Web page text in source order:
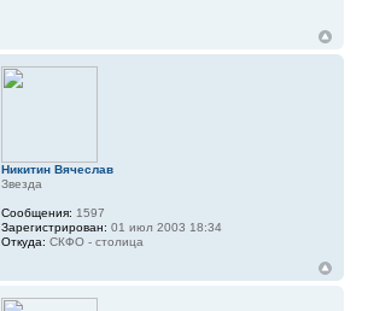
Никитин Вячеслав
Звезда
Сообщения: 1597
Зарегистрирован: 01 июл 2003 18:34
Откуда: СКФО - столица